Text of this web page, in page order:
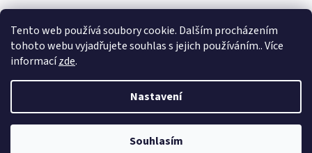
Tento web používá soubory cookie. Dalším procházením
tohoto webu vyjadřujete souhlas s jejich používáním.. Více
informacízde.
Nastavení
Souhlasím
Z
Vytvořil Shoptet
rybářské potřeby. Všechna práva vyhrazena.